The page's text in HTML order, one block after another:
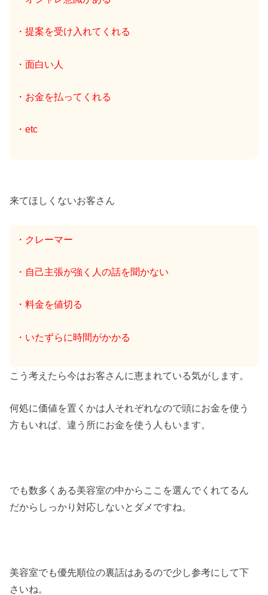
・提案を受け入れてくれる
・面白い人
・お金を払ってくれる
・etc
来てほしくないお客さん
・クレーマー
・自己主張が強く人の話を聞かない
・料金を値切る
・いたずらに時間がかかる
こう考えたら今はお客さんに恵まれている気がします。
何処に価値を置くかは人それぞれなので頭にお金を使う
方もいれば、違う所にお金を使う人もいます。
でも数多くある美容室の中からここを選んでくれてるん
だからしっかり対応しないとダメですね。
美容室でも優先順位の裏話はあるので少し参考にして下
さいね。